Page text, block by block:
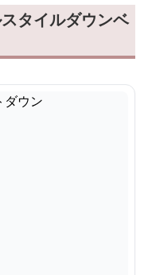
タイルダウンベ